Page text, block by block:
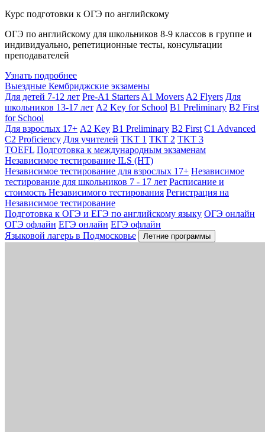
Курс подготовки к ОГЭ по английскому
ОГЭ по английскому для школьников 8-9 классов в группе и
индивидуально, репетиционные тесты, консультации
преподавателей
Узнать подробнее
Выездные Кембриджские экзамены
Для детей 7-12 лет Pre-A1 Starters A1 Movers A2 Flyers Для
школьников 13-17 лет A2 Key for School B1 Preliminary B2 First
for School
Для взрослых 17+ A2 Key B1 Preliminary B2 First C1 Advanced
C2 Proficiency Для учителей TKT 1 TKT 2 TKT 3
TOEFL Подготовка к международным экзаменам
Независимое тестирование ILS (НТ)
Независимое тестирование для взрослых 17+ Независимое
тестирование для школьников 7 - 17 лет Расписание и
стоимость Независимого тестирования Регистрация на
Независимое тестирование
Подготовка к ОГЭ и ЕГЭ по английскому языку ОГЭ онлайн
ОГЭ офлайн ЕГЭ онлайн ЕГЭ офлайн
Языковой лагерь в Подмосковье
Летние программы